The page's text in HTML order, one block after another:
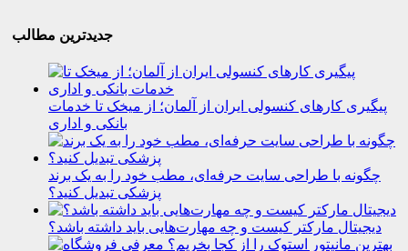
جدیدترین مطالب
پیگیری کارهای کنسولی ایران از آلمان؛ از میخک تا خدمات
بانکی و اداری
چگونه با طراحی سایت حرفه‌ای، مطب خود را به یک برند
پزشکی تبدیل کنید؟
دیجیتال مارکتر کیست و چه مهارت‌هایی باید داشته باشد؟